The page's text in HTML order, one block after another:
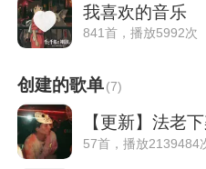
我喜欢的音乐
841首，播放5992次
创建的歌单(7)
57首，播放2139484